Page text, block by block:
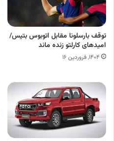
توقف بارسلونا مقابل اتوبوس بتیس/
امیدهای کارلتو زنده ماند
۱۴۰۴, فروردین ۱۶